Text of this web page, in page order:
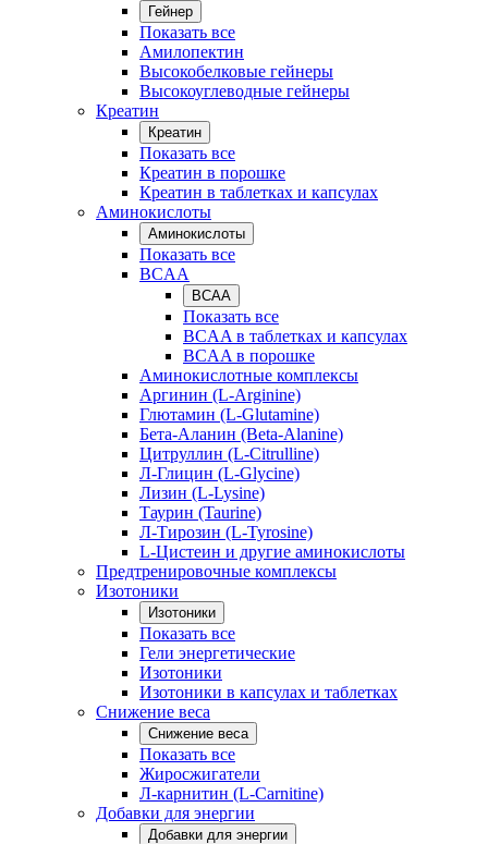
Гейнер
Показать все
Амилопектин
Высокобелковые гейнеры
Высокоуглеводные гейнеры
Креатин
Креатин
Показать все
Креатин в порошке
Креатин в таблетках и капсулах
Аминокислоты
Аминокислоты
Показать все
BCAA
BCAA
Показать все
BCAA в таблетках и капсулах
BCAA в порошке
Аминокислотные комплексы
Аргинин (L-Arginine)
Глютамин (L-Glutamine)
Бета-Аланин (Beta-Alanine)
Цитруллин (L-Citrulline)
Л-Глицин (L-Glycine)
Лизин (L-Lysine)
Таурин (Taurine)
Л-Тирозин (L-Tyrosine)
L-Цистеин и другие аминокислоты
Предтренировочные комплексы
Изотоники
Изотоники
Показать все
Гели энергетические
Изотоники
Изотоники в капсулах и таблетках
Снижение веса
Снижение веса
Показать все
Жиросжигатели
Л-карнитин (L-Carnitine)
Добавки для энергии
Добавки для энергии